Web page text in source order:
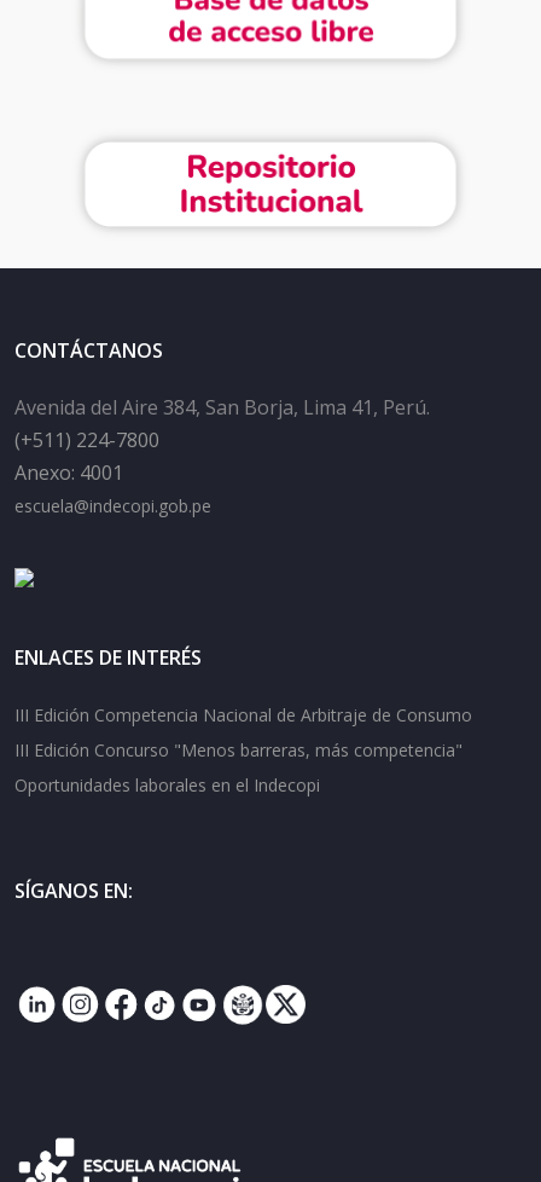
CONTÁCTANOS
Avenida del Aire 384, San Borja, Lima 41, Perú.
(+511) 224-7800
Anexo: 4001
escuela@indecopi.gob.pe
ENLACES DE INTERÉS
III Edición Competencia Nacional de Arbitraje de Consumo
III Edición Concurso "Menos barreras, más competencia"
Oportunidades laborales en el Indecopi
SÍGANOS EN: